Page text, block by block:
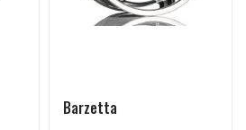
Barzetta